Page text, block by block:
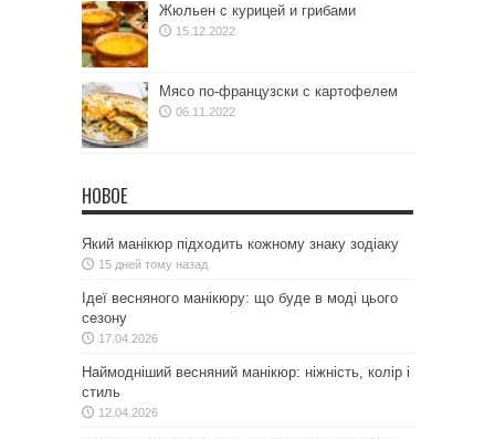
Жюльен с курицей и грибами
15.12.2022
Мясо по-французски с картофелем
06.11.2022
НОВОЕ
Який манікюр підходить кожному знаку зодіаку
15 дней тому назад
Ідеї весняного манікюру: що буде в моді цього
сезону
17.04.2026
Наймодніший весняний манікюр: ніжність, колір і
стиль
12.04.2026